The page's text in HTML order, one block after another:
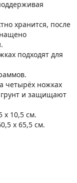
хранится, после
подходят для
четырёх ножках
и защищают
x 10,5 см.
x 65,5 см.